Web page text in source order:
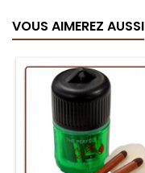
VOUS AIMEREZ AUSSI